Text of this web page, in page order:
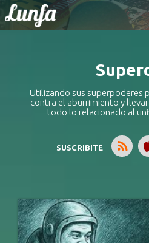
Utilizando sus superpoderes
contra el aburrimiento y
todo lo relacionado al
SUSCRIBITE